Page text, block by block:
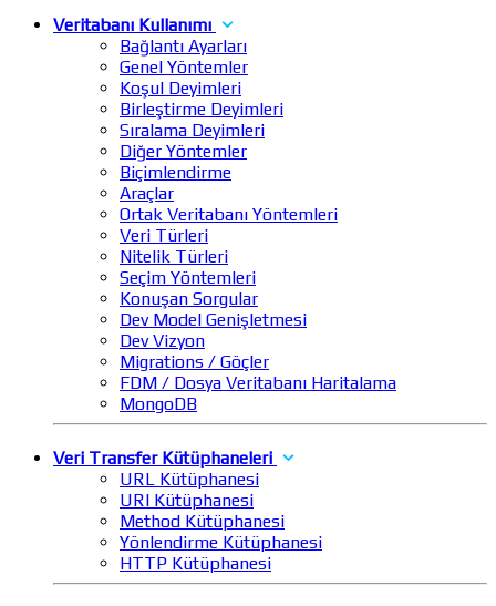
Veritabanı Kullanımı
Bağlantı Ayarları
Genel Yöntemler
Koşul Deyimleri
Birleştirme Deyimleri
Sıralama Deyimleri
Diğer Yöntemler
Biçimlendirme
Araçlar
Ortak Veritabanı Yöntemleri
Veri Türleri
Nitelik Türleri
Seçim Yöntemleri
Konuşan Sorgular
Dev Model Genişletmesi
Dev Vizyon
Migrations / Göçler
FDM / Dosya Veritabanı Haritalama
MongoDB
Veri Transfer Kütüphaneleri
URL Kütüphanesi
URI Kütüphanesi
Method Kütüphanesi
Yönlendirme Kütüphanesi
HTTP Kütüphanesi